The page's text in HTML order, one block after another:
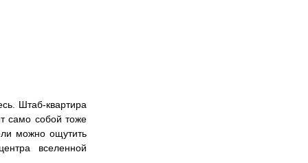
Штаб-квартира
само собой тоже
можно ощутить
вселенной